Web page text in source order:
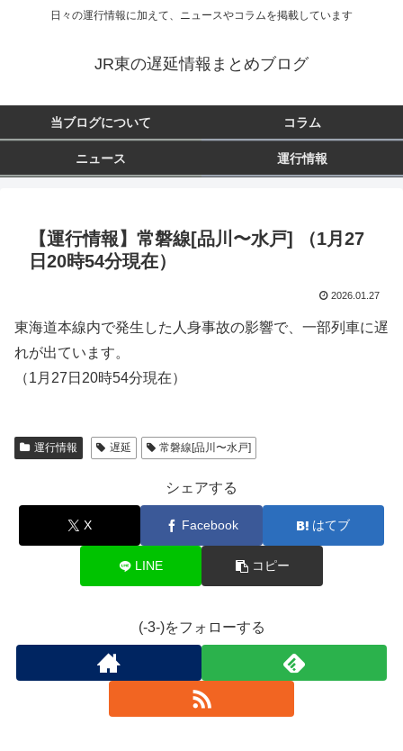
日々の運行情報に加えて、ニュースやコラムを掲載しています
JR東の遅延情報まとめブログ
当ブログについて コラム
ニュース 運行情報
【運行情報】常磐線[品川〜水戸] （1月27
日20時54分現在）
2026.01.27
東海道本線内で発生した人身事故の影響で、一部列車に遅
れが出ています。
（1月27日20時54分現在）
運行情報 遅延 常磐線[品川〜水戸]
シェアする
X Facebook はてブ
LINE コピー
(-3-)をフォローする